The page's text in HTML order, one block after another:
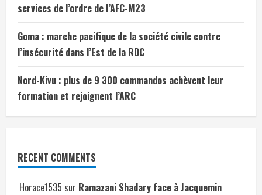
services de l’ordre de l’AFC-M23
Goma : marche pacifique de la société civile contre
l’insécurité dans l’Est de la RDC
Nord-Kivu : plus de 9 300 commandos achèvent leur
formation et rejoignent l’ARC
RECENT COMMENTS
Horace1535 sur Ramazani Shadary face à Jacquemin